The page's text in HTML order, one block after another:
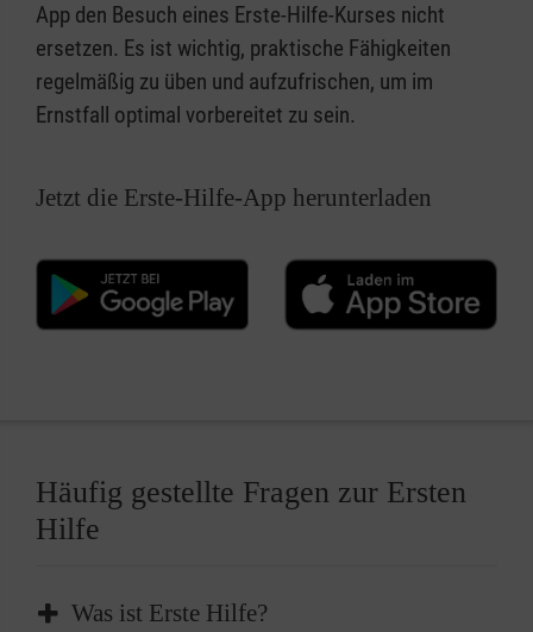
App den Besuch eines Erste-Hilfe-Kurses nicht
ersetzen. Es ist wichtig, praktische Fähigkeiten
regelmäßig zu üben und aufzufrischen, um im
Ernstfall optimal vorbereitet zu sein.
Jetzt die Erste-Hilfe-App herunterladen
Häufig gestellte Fragen zur Ersten
Hilfe
Was ist Erste Hilfe?